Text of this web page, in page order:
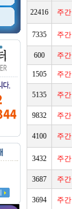
22416
주간
7335 주간
600
주간
1505 주간
5135 주간
9832
주간
4100 주간
3432
주간
3687
주간
3694 주간